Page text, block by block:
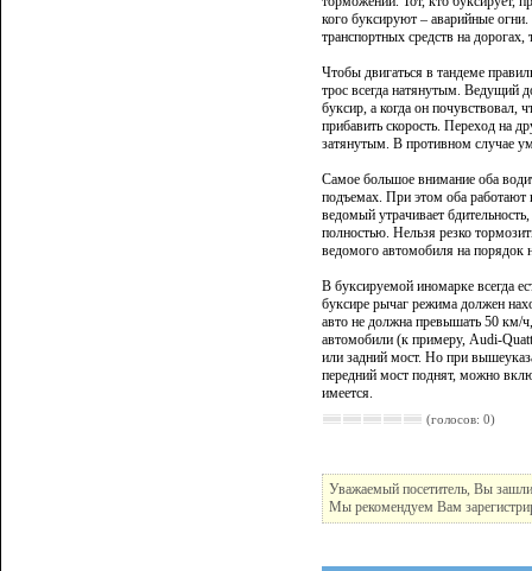
кого буксируют – аварийные
транспортных средств на
Чтобы двигаться в тандеме
трос всегда натянутым. Ведущий
буксир, а когда он почувствовал,
прибавить скорость. Переход на
затянутым. В противном случае
Самое большое внимание оба
подъемах. При этом оба работают
ведомый утрачивает
полностью. Нельзя резко
ведомого автомобиля на порядок
В буксируемой иномарке всегда
буксире рычаг режима должен
авто не должна превышать 50 км/
автомобили (к примеру, Audi-
или задний мост. Но при
передний мост поднят, можно
имеется.
(голосов: 0)
Уважаемый посетитель, Вы зашли
Мы рекомендуем Вам